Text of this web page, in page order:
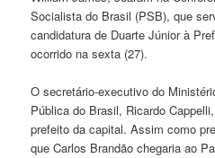
Socialista do Brasil (PSB), que
candidatura de Duarte Júnior à
ocorrido na sexta (27).
O secretário-executivo do
Pública do Brasil, Ricardo
prefeito da capital. Assim como
que Carlos Brandão chegaria ao